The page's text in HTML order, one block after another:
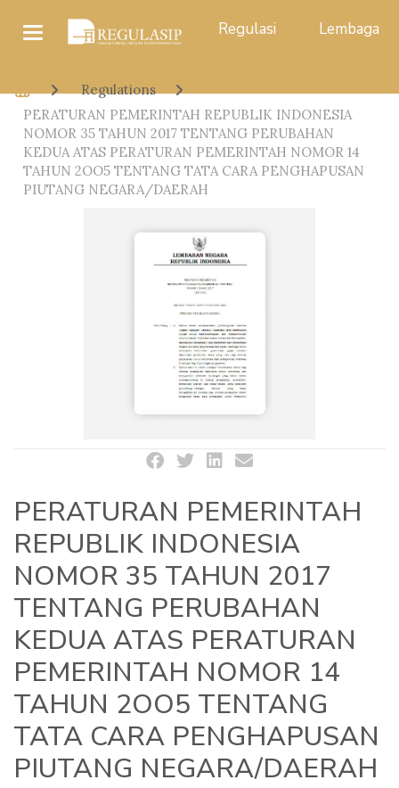
Regulasi Lembaga
Regulations
PERATURAN PEMERINTAH REPUBLIK INDONESIA
NOMOR 35 TAHUN 2017 TENTANG PERUBAHAN
KEDUA ATAS PERATURAN PEMERINTAH NOMOR 14
TAHUN 2OO5 TENTANG TATA CARA PENGHAPUSAN
PIUTANG NEGARA/DAERAH
PERATURAN PEMERINTAH
REPUBLIK INDONESIA
NOMOR 35 TAHUN 2017
TENTANG PERUBAHAN
KEDUA ATAS PERATURAN
PEMERINTAH NOMOR 14
TAHUN 2OO5 TENTANG
TATA CARA PENGHAPUSAN
PIUTANG NEGARA/DAERAH